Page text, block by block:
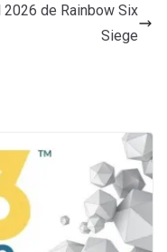
de Rainbow Six
Siege